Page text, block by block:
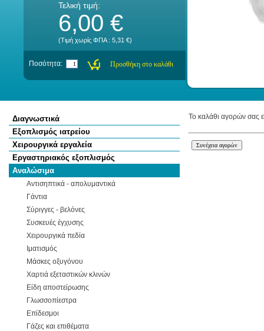
Τελική τιμή:
6,00 €
(Τιμή χωρίς ΦΠΑ : 5,31 €)
Ποσότητα:
Διαγνωστικά
Εξοπλισμός ιατρείου
Χειρουργικά εργαλεία
Εργαστηριακός εξοπλισμός
Αναλώσιμα
Αντισηπτικά - απολυμαντικά
Γάντια
Σύριγγες - βελόνες
Συσκευές έγχυσης
Χειρουργικά πεδία
Ιματισμός
Μάσκες οξυγόνου
Χαρτιά εξεταστικών κλινών
Είδη αποστείρωσης
Γλωσσοπίεστρα
Επίδεσμοι
Γάζες και επιθέματα
Το καλάθι αγορών σας